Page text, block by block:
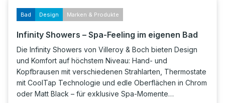
Bad Design Marken & Produkte
Infinity Showers – Spa-Feeling im eigenen Bad
Die Infinity Showers von Villeroy & Boch bieten Design
und Komfort auf höchstem Niveau: Hand- und
Kopfbrausen mit verschiedenen Strahlarten, Thermostate
mit CoolTap Technologie und edle Oberflächen in Chrom
oder Matt Black – für exklusive Spa-Momente…